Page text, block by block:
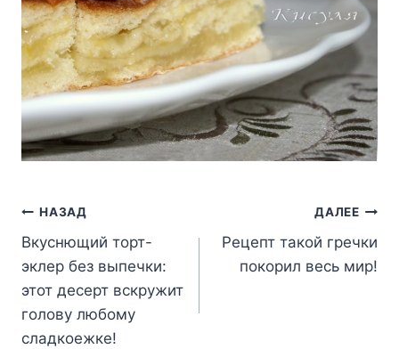
Навигация
по
записям
НАЗАД
Вкуснющий торт-
эклер без выпечки:
этот десерт вскружит
голову любому
сладкоежке!
ДАЛЕЕ
Рецепт такой гречки
покорил весь мир!